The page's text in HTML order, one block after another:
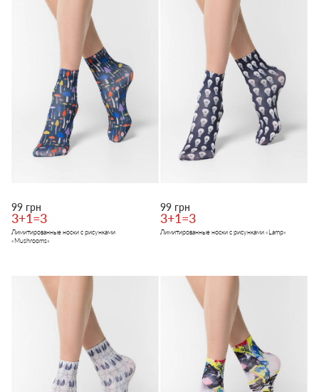
99 грн
3+1=3
Лимитированные носки с рисунками
«Mushrooms»
99 грн
3+1=3
Лимитированные носки с рисунками «Lamp»